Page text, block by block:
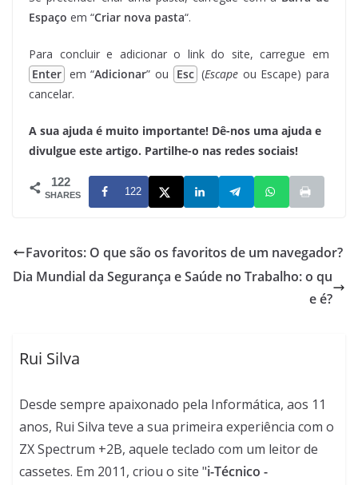
Espaço em “Criar nova pasta“.
Para concluir e adicionar o link do site, carregue em
Enter em “Adicionar” ou Esc (Escape ou Escape) para
cancelar.
A sua ajuda é muito importante! Dê-nos uma ajuda e
divulgue este artigo. Partilhe-o nas redes sociais!
122
SHARES 122
Favoritos: O que são os favoritos de um navegador?
Dia Mundial da Segurança e Saúde no Trabalho: o qu
e é?
Rui Silva
Desde sempre apaixonado pela Informática, aos 11
anos, Rui Silva teve a sua primeira experiência com o
ZX Spectrum +2B, aquele teclado com um leitor de
cassetes. Em 2011, criou o site "i-Técnico -